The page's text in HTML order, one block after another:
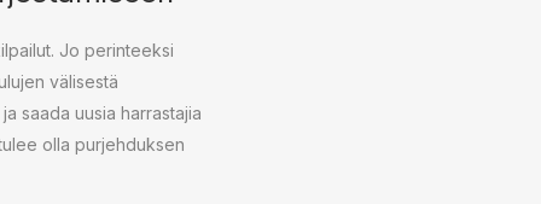
Jo perinteeksi
välisestä
saada uusia harrastajia
olla purjehduksen